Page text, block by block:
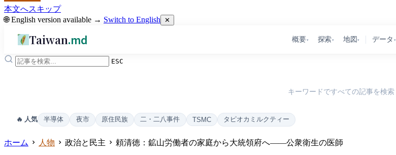
本文へスキップ
🌐 English version available → Switch to English ✕
Taiwan.md 概要▾ 探索▾ 地図 ▾ データ ▾
ESC
キーワードですべての記事を検索
🔥 人気 半導体 夜市 原住民族 二・二八事件 TSMC タピオカミルクティー
ホーム 人物 政治と民主 頼清徳：鉱山労働者の家庭から大統領府へ――公衆衛生の医師